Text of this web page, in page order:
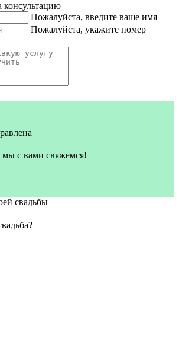
консультацию
Пожалуйста, введите ваше имя
Пожалуйста, укажите номер
с вами свяжемся!
свадьбы